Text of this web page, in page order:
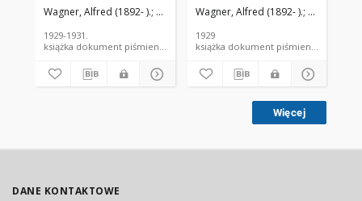
Patentverzeichnis,
alphabetisches
Sachregister zu
Wagner, Alfred (1892- ). Elze, F. Burger, Alfons M.
1929-1931.
książka dokument piśmienniczy
aliphatischen Reihe
Wagner, Alfred (1892- ). Elze, F.
1929
książka dokument piśmienniczy
Więcej
DANE KONTAKTOWE